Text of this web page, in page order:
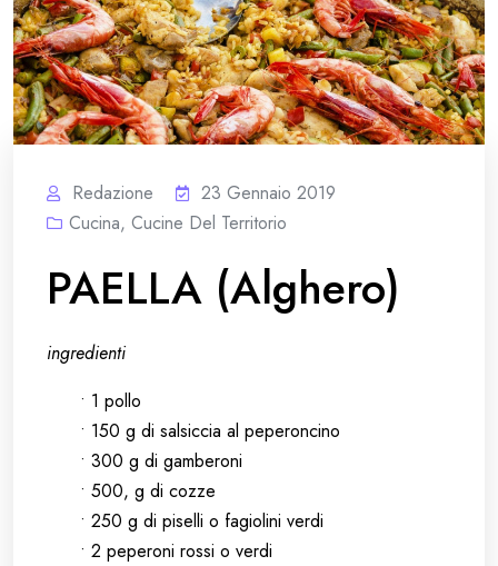
Redazione
23 Gennaio 2019
Cucina, Cucine Del Territorio
PAELLA (Alghero)
ingredienti
• 1 pollo
• 150 g di salsiccia al peperoncino
• 300 g di gamberoni
• 500, g di cozze
• 250 g di piselli o fagiolini verdi
• 2 peperoni rossi o verdi